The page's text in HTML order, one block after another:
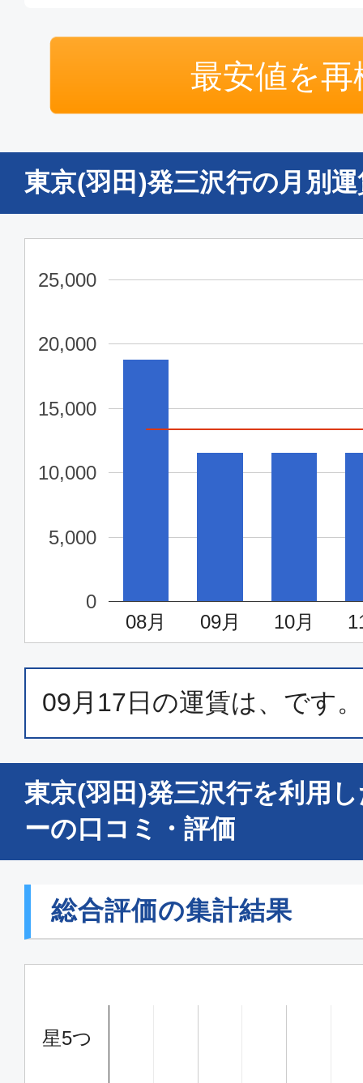
クラスJ
東京(羽田)
三沢
JAL153
東京(羽田)
08:05
三沢
JAL155
クラスJ
10:45
14:55
JAL159
クラスJ
17:05
最安値を再
東京(羽田)発三沢行の月別
08月 09月 10月
0
5,000
10,000
15,000
20,000
25,000
09月17日 の運賃は、 です。
東京(羽田)発三沢行を利用
ーの口コミ・評価
総合評価の集計結果
星5つ